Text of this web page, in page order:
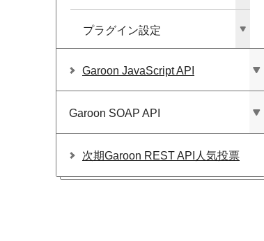
プラグイン設定
Garoon JavaScript API
Garoon SOAP API
次期Garoon REST API人気投票